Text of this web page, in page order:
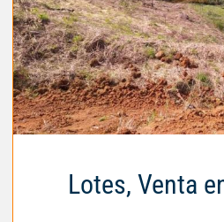
Lotes, Venta